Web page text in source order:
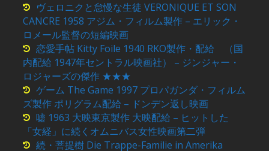
ヴェロニクと怠慢な生徒 VERONIQUE ET SON
CANCRE 1958 アジム・フィルム製作 – エリック・
ロメール監督の短編映画
恋愛手帖 Kitty Foile 1940 RKO製作・配給 （国
内配給 1947年セントラル映画社） – ジンジャー・
ロジャーズの傑作 ★★★
ゲーム The Game 1997 プロパガンダ・フィルム
ズ製作 ポリグラム配給 – ドンデン返し映画
嘘 1963 大映東京製作 大映配給 – ヒットした
「女経」に続くオムニバス女性映画第二弾
続・菩提樹 Die Trappe-Familie in Amerika